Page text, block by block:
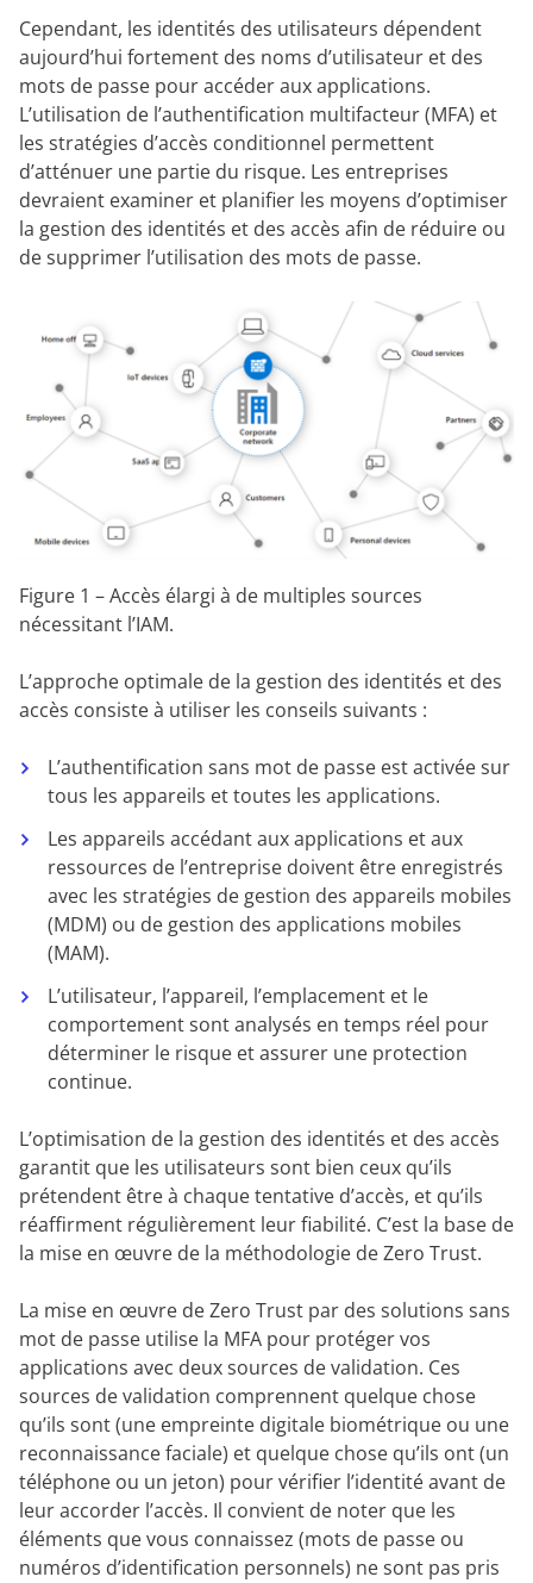
Cependant, les identités des utilisateurs dépendent
aujourd’hui fortement des noms d’utilisateur et des
mots de passe pour accéder aux applications.
L’utilisation de l’authentification multifacteur (MFA) et
les stratégies d’accès conditionnel permettent
d’atténuer une partie du risque. Les entreprises
devraient examiner et planifier les moyens d’optimiser
la gestion des identités et des accès afin de réduire ou
de supprimer l’utilisation des mots de passe.
Figure 1 – Accès élargi à de multiples sources
nécessitant l’IAM.
L’approche optimale de la gestion des identités et des
accès consiste à utiliser les conseils suivants :
L’authentification sans mot de passe est activée sur
tous les appareils et toutes les applications.
Les appareils accédant aux applications et aux
ressources de l’entreprise doivent être enregistrés
avec les stratégies de gestion des appareils mobiles
(MDM) ou de gestion des applications mobiles
(MAM).
L’utilisateur, l’appareil, l’emplacement et le
comportement sont analysés en temps réel pour
déterminer le risque et assurer une protection
continue.
L’optimisation de la gestion des identités et des accès
garantit que les utilisateurs sont bien ceux qu’ils
prétendent être à chaque tentative d’accès, et qu’ils
réaffirment régulièrement leur fiabilité. C’est la base de
la mise en œuvre de la méthodologie de Zero Trust.
La mise en œuvre de Zero Trust par des solutions sans
mot de passe utilise la MFA pour protéger vos
applications avec deux sources de validation. Ces
sources de validation comprennent quelque chose
qu’ils sont (une empreinte digitale biométrique ou une
reconnaissance faciale) et quelque chose qu’ils ont (un
téléphone ou un jeton) pour vérifier l’identité avant de
leur accorder l’accès. Il convient de noter que les
éléments que vous connaissez (mots de passe ou
numéros d’identification personnels) ne sont pas pris